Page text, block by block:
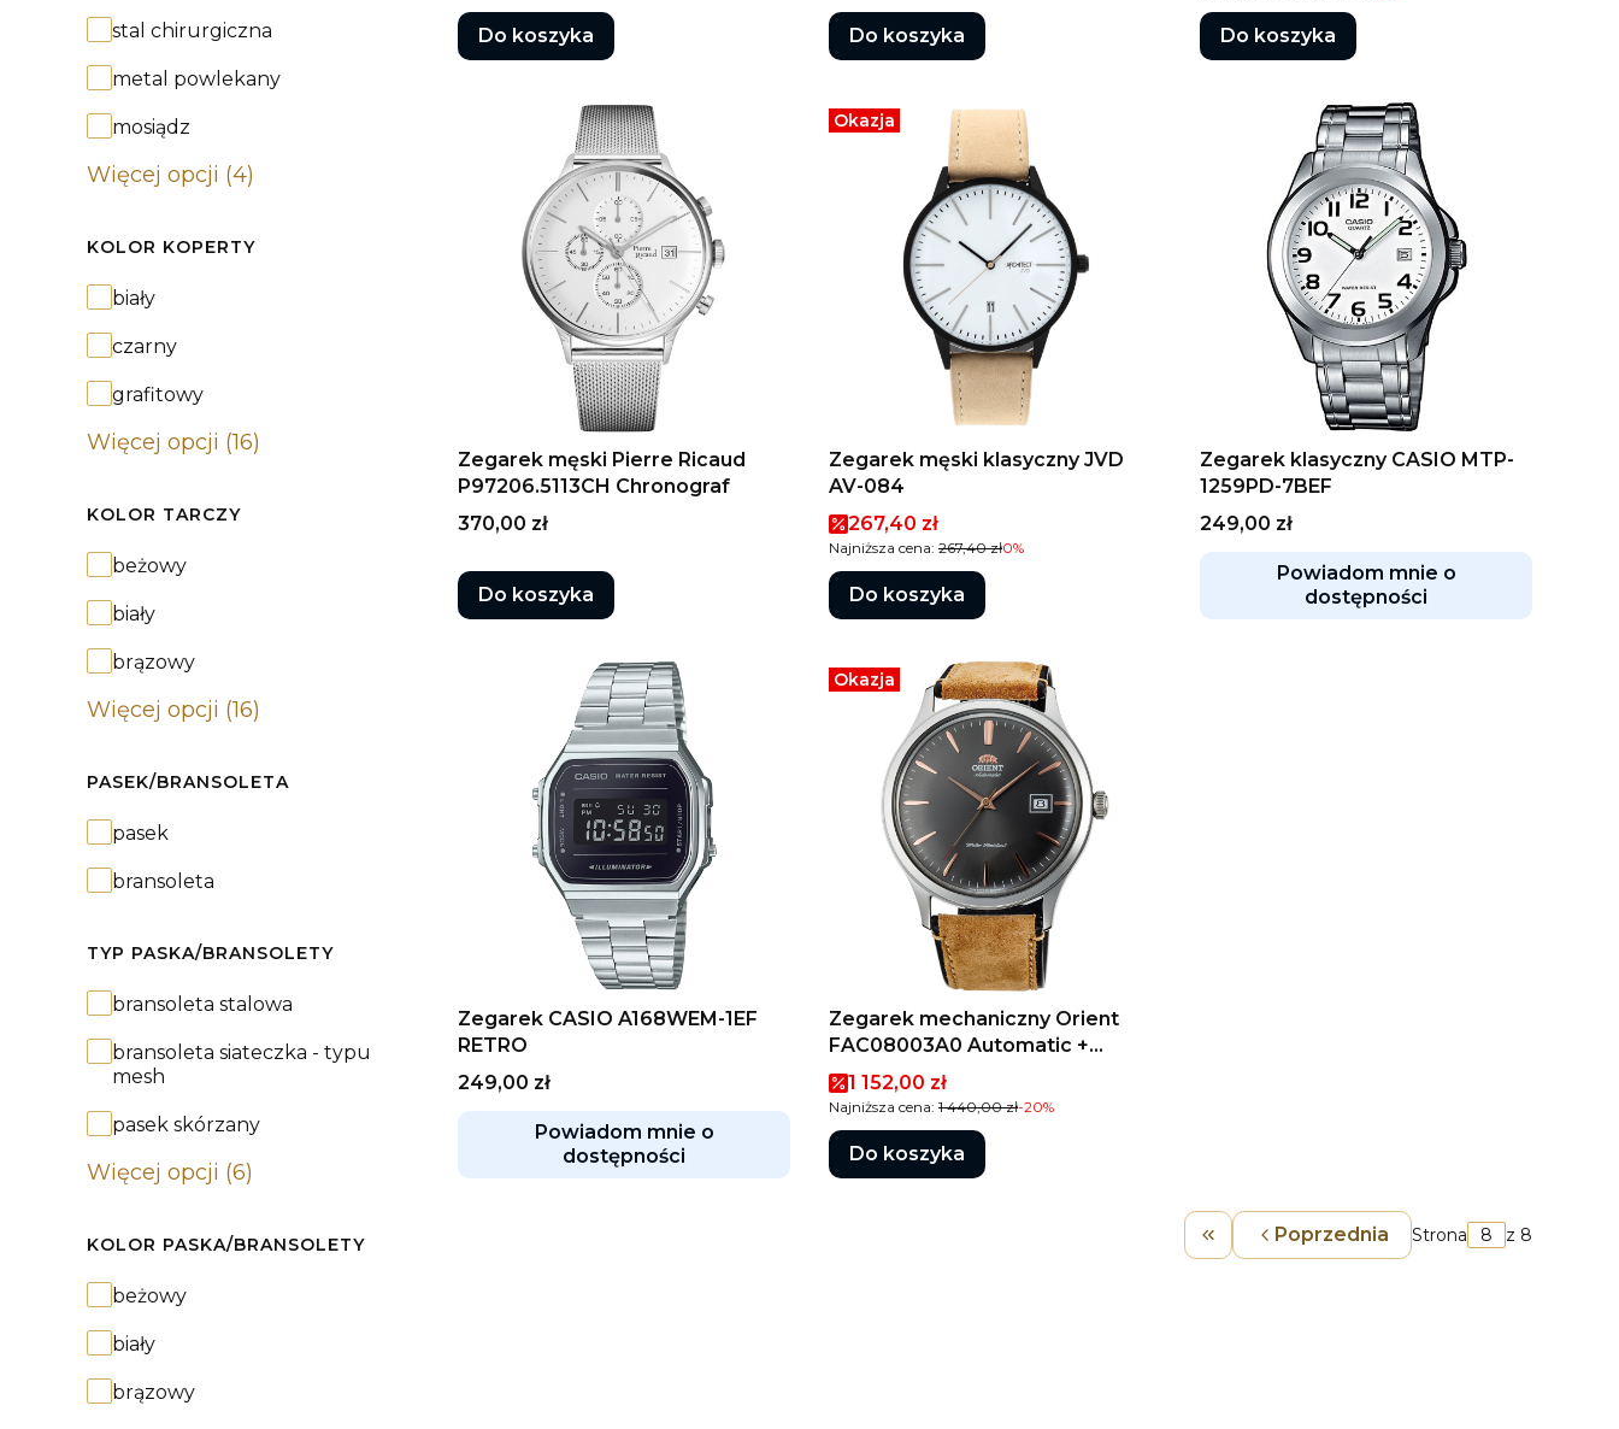
Materiał koperty
stal chirurgiczna
metal powlekany
mosiądz
Więcej opcji (4)
KOLOR KOPERTY
Kolor koperty
biały
czarny
grafitowy
Więcej opcji (16)
KOLOR TARCZY
Kolor tarczy
beżowy
biały
brązowy
Więcej opcji (16)
PASEK/BRANSOLETA
Pasek/bransoleta
pasek
bransoleta
TYP PASKA/BRANSOLETY
Typ paska/bransolety
bransoleta stalowa
bransoleta siateczka - typu
mesh
pasek skórzany
Więcej opcji (6)
KOLOR PASKA/BRANSOLETY
Kolor paska/bransolety
beżowy
biały
brązowy
Do koszyka Do koszyka Do koszyka
Zegarek męski Pierre Ricaud
P97206.5113CH Chronograf
Cena
370,00 zł
Do koszyka
Okazja
Zegarek męski klasyczny JVD
AV-084
Cena promocyjna
267,40 zł
Najniższa cena: 267,40 zł0%
Do koszyka
Zegarek klasyczny CASIO MTP-
1259PD-7BEF
Cena
249,00 zł
Powiadom mnie o
dostępności
Zegarek CASIO A168WEM-1EF
RETRO
Cena
249,00 zł
Powiadom mnie o
dostępności
Okazja
Zegarek mechaniczny Orient
FAC08003A0 Automatic +
GRAWER
Cena promocyjna
1 152,00 zł
Najniższa cena: 1 440,00 zł-20%
Do koszyka
Wróć do pierwszej strony z produktami
Poprzednia Strona z 8